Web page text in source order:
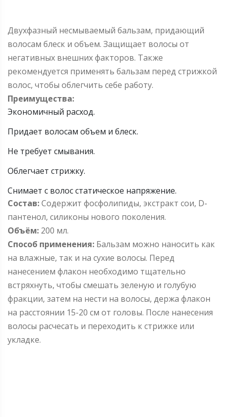
Двухфазный несмываемый бальзам, придающий
волосам блеск и объем. Защищает волосы от
негативных внешних факторов. Также
рекомендуется применять бальзам перед стрижкой
волос, чтобы облегчить себе работу.
Преимущества:
Экономичный расход.
Придает волосам объем и блеск.
Не требует смывания.
Облегчает стрижку.
Снимает с волос статическое напряжение.
Состав:Содержит фосфолипиды, экстракт сои, D-
пантенол, силиконы нового поколения.
Объём: 200 мл.
Способ применения: Бальзам можно наносить как
на влажные, так и на сухие волосы. Перед
нанесением флакон необходимо тщательно
встряхнуть, чтобы смешать зеленую и голубую
фракции, затем на нести на волосы, держа флакон
на расстоянии 15-20 см от головы. После нанесения
волосы расчесать и переходить к стрижке или
укладке.